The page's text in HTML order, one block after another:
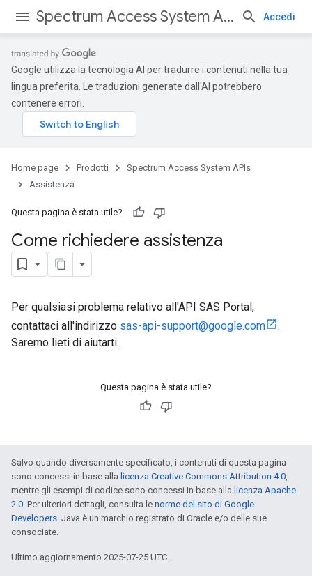
Spectrum Access System APIs Accedi
Google utilizza la tecnologia AI per tradurre i contenuti nella tua
lingua preferita. Le traduzioni generate dall'AI potrebbero
contenere errori.
Home page Prodotti
Spectrum Access System APIs
Assistenza
Questa pagina è stata utile?
Come richiedere assistenza
Per qualsiasi problema relativo all'API SAS Portal,
contattaci all'indirizzo sas-api-support@google.com
.
Saremo lieti di aiutarti.
Questa pagina è stata utile?
Salvo quando diversamente specificato, i contenuti di questa pagina
sono concessi in base alla licenza Creative Commons Attribution 4.0,
mentre gli esempi di codice sono concessi in base alla licenza Apache
2.0. Per ulteriori dettagli, consulta le norme del sito di Google
Developers. Java è un marchio registrato di Oracle e/o delle sue
consociate.
Ultimo aggiornamento 2025-07-25 UTC.